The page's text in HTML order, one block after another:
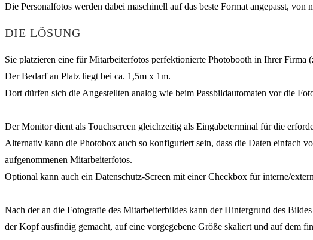
Die Personalfotos werden dabei maschinell auf das beste Format angepasst,
DIE LÖSUNG
Sie platzieren eine für Mitarbeiterfotos perfektionierte Photobooth in Ihrer
Der Bedarf an Platz liegt bei ca. 1,5m x 1m.
Dort dürfen sich die Angestellten analog wie beim Passbildautomaten vor die
Der Monitor dient als Touchscreen gleichzeitig als Eingabeterminal für die
Alternativ kann die Photobox auch so konfiguriert sein, dass die Daten einfach
aufgenommenen Mitarbeiterfotos.
Optional kann auch ein Datenschutz-Screen mit einer Checkbox für interne/
Nach der an die Fotografie des Mitarbeiterbildes kann der Hintergrund des
der Kopf ausfindig gemacht, auf eine vorgegebene Größe skaliert und auf dem